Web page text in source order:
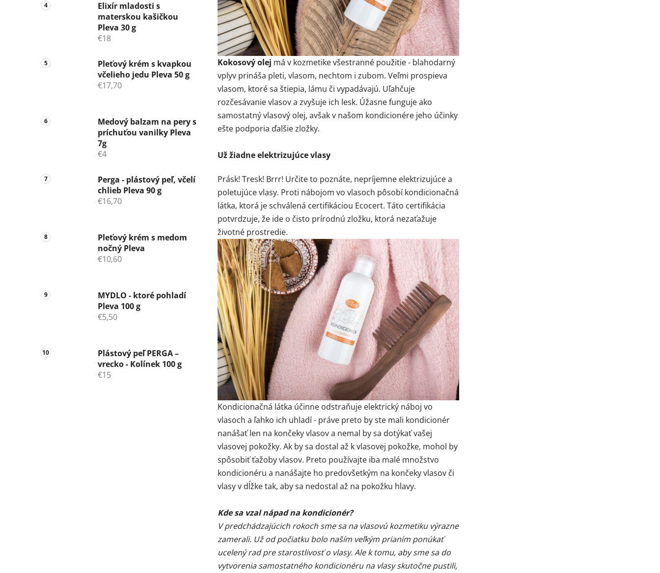
Elixír mladosti s
materskou kašičkou
Pleva 30 g
€18
Pleťový krém s kvapkou
včelieho jedu Pleva 50 g
€17,70
Medový balzam na pery s
príchuťou vanilky Pleva
7g
€4
Perga - plástový peľ, včelí
chlieb Pleva 90 g
€16,70
Pleťový krém s medom
nočný Pleva
€10,60
MYDLO - ktoré pohladí
Pleva 100 g
€5,50
Plástový peľ PERGA –
vrecko - Kolínek 100 g
€15
Kokosový olej má v kozmetike všestranné použitie - blahodarný
vplyv prináša pleti, vlasom, nechtom i zubom. Veľmi prospieva
vlasom, ktoré sa štiepia, lámu či vypadávajú. Uľahčuje
rozčesávanie vlasov a zvyšuje ich lesk. Úžasne funguje ako
samostatný vlasový olej, avšak v našom kondicionére jeho účinky
ešte podporia ďalšie zložky.
Už žiadne elektrizujúce vlasy
Prásk! Tresk! Brrr! Určite to poznáte, nepríjemne elektrizujúce a
poletujúce vlasy. Proti nábojom vo vlasoch pôsobí kondicionačná
látka, ktorá je schválená certifikáciou Ecocert. Táto certifikácia
potvrdzuje, že ide o čisto prírodnú zložku, ktorá nezaťažuje
životné prostredie.
Kondicionačná látka účinne odstraňuje elektrický náboj vo
vlasoch a ľahko ich uhladí - práve preto by ste mali kondicionér
nanášať len na končeky vlasov a nemal by sa dotýkať vašej
vlasovej pokožky. Ak by sa dostal až k vlasovej pokožke, mohol by
spôsobiť ťažoby vlasov. Preto používajte iba malé množstvo
kondicionéru a nanášajte ho predovšetkým na končeky vlasov či
vlasy v dĺžke tak, aby sa nedostal až na pokožku hlavy.
Kde sa vzal nápad na kondicionér?
V predchádzajúcich rokoch sme sa na vlasovú kozmetiku výrazne
zamerali. Už od počiatku bolo naším veľkým prianím ponúkať
ucelený rad pre starostlivosť o vlasy. Ale k tomu, aby sme sa do
vytvorenia samostatného kondicionéru na vlasy skutočne pustili,